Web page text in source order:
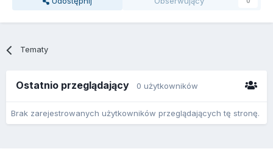
Tematy
Ostatnio przeglądający 0 użytkowników
Brak zarejestrowanych użytkowników przeglądających tę stronę.